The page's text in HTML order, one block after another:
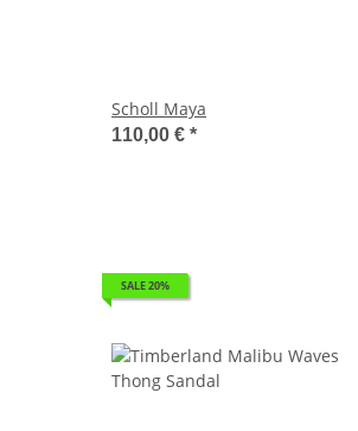
Scholl Maya
110,00 € *
SALE 20%